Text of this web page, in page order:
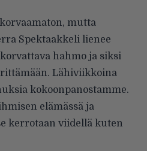
mutta
Spektaakkeli lienee
hahmo ja siksi
Lähiviikkoina
kokoonpanostamme.
elämässä ja
kerrotaan viidellä kuten